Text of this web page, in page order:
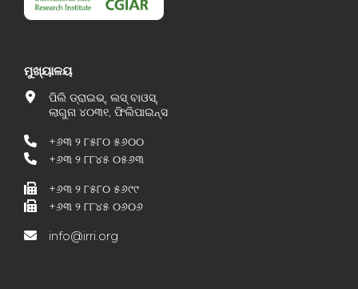
ମୁଖ୍ୟାଳୟ
ପିଲି ଡ୍ରାଇଭ୍, ଲସ୍ ବାଓସ୍,
ଲାଗୁନା ୪୦୩୧, ଫିଲିପାଇନ୍ସ
+୬୩ ୨ ୮୫୮୦ ୫୬୦୦
+୬୩ ୨ ୮୮୪୫ ୦୫୬୩
+୬୩ ୨ ୮୫୮୦ ୫୬୯୯
+୬୩ ୨ ୮୮୪୫ ୦୬୦୬
info@irri.org